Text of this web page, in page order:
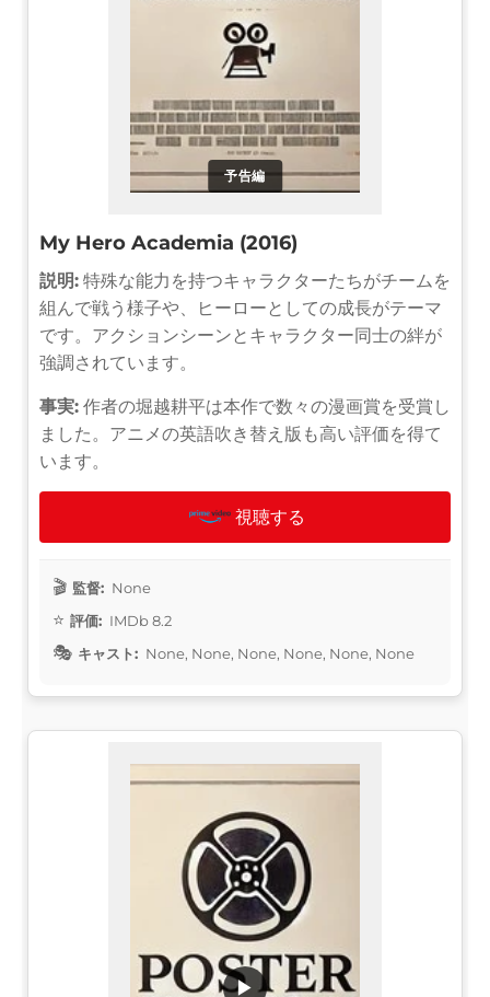
予告編
My Hero Academia (2016)
説明: 特殊な能力を持つキャラクターたちがチームを
組んで戦う様子や、ヒーローとしての成長がテーマ
です。アクションシーンとキャラクター同士の絆が
強調されています。
事実: 作者の堀越耕平は本作で数々の漫画賞を受賞し
ました。アニメの英語吹き替え版も高い評価を得て
います。
視聴する
監督: None
評価: IMDb 8.2
キャスト: None, None, None, None, None, None
▶